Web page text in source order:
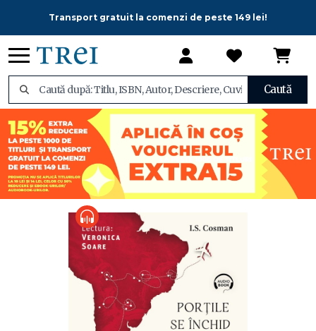
Transport gratuit la comenzi de peste 149 lei!
Caută